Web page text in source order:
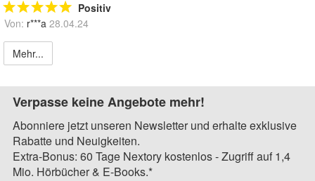
Positiv
Von: r***a 28.04.24
Mehr...
Verpasse keine Angebote mehr!
Abonniere jetzt unseren Newsletter und erhalte exklusive
Rabatte und Neuigkeiten.
Extra-Bonus: 60 Tage Nextory kostenlos - Zugriff auf 1,4
Mio. Hörbücher & E-Books.*